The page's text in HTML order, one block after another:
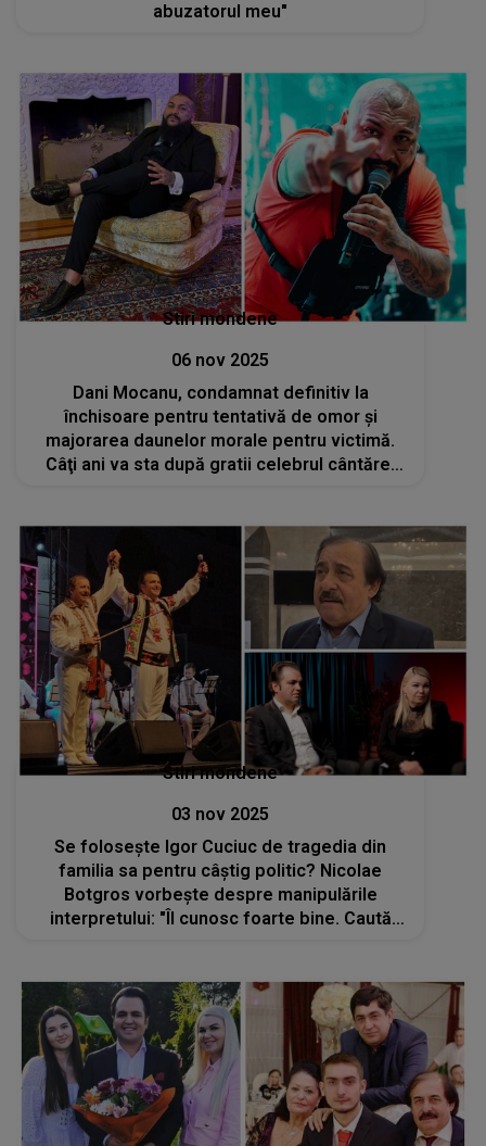
abuzatorul meu"
Stiri mondene
06 nov 2025
Dani Mocanu, condamnat definitiv la
închisoare pentru tentativă de omor şi
majorarea daunelor morale pentru victimă.
Câţi ani va sta după gratii celebrul cântăreț
Stiri mondene
03 nov 2025
Se folosește Igor Cuciuc de tragedia din
familia sa pentru câștig politic? Nicolae
Botgros vorbește despre manipulările
interpretului: "Îl cunosc foarte bine. Caută
conflictului